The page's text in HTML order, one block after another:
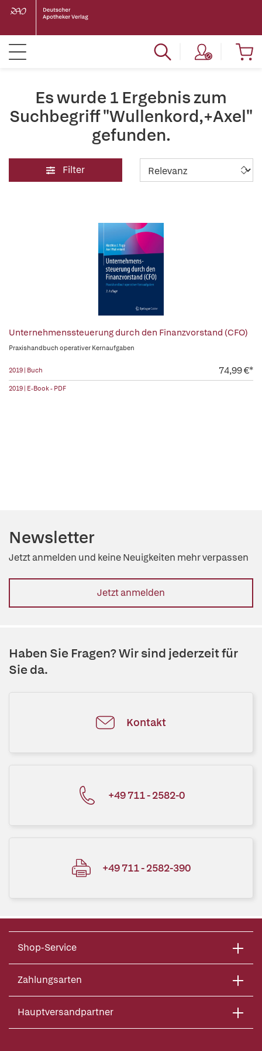
Es wurde 1 Ergebnis zum
Suchbegriff "Wullenkord,+Axel"
gefunden.
Filter
Unternehmenssteuerung durch den Finanzvorstand (CFO)
Praxishandbuch operativer Kernaufgaben
2019 | Buch 74,99 €*
2019 | E-Book - PDF
Newsletter
Jetzt anmelden und keine Neuigkeiten mehr verpassen
Jetzt anmelden
Haben Sie Fragen? Wir sind jederzeit für
Sie da.
Kontakt
+49 711 - 2582-0
+49 711 - 2582-390
Shop-Service
Zahlungsarten
Hauptversandpartner